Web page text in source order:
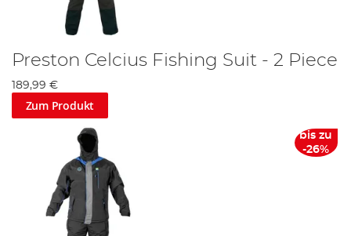
Preston Celcius Fishing Suit - 2 Piece
189,99 €
Zum Produkt
bis zu
-26%